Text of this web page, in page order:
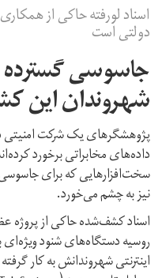
اسناد لورفته حاکی از
دولتی است
جاسوسی گسترده
شهروندان این
داده‌های مخابراتی برخورد
سخت‌افزارهایی که برای
نیز به چشم می‌خورد.
اسناد کشف‌شده حاکی از
روسیه دستگاه‌های شنود
اینترنتی شهروندانش به کار